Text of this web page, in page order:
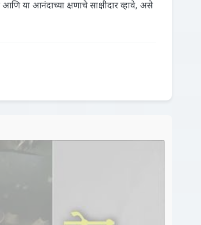
या आनंदाच्या क्षणाचे साक्षीदार व्हावे, असे